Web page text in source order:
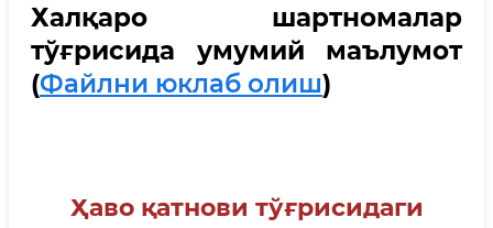
Халқаро шартномалар
тўғрисида умумий маълумот
(Файлни юклаб олиш)
Ҳаво қатнови тўғрисидаги